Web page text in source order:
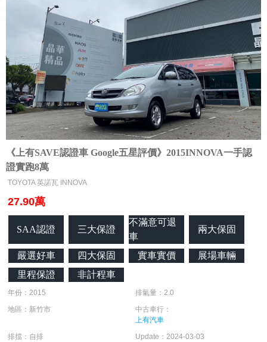
《上有SAVE認證車 Google五星評價》2015INNOVA一手認
證實跑8萬
TOYOTA 英諾瓦 INNOVA
27.90萬
SAA認證 三大保證
不滿意可退
車
兩大保固
嚴選好車 四大保固 實車實價
展場車輛
里程保證
非計程車
年份：2015
排氣量：2.0
地區：新竹市
中古車行：
上有汽車
排擋：自排
Update：2024-03-03